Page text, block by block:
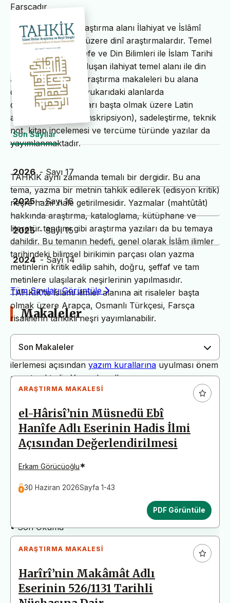
Farsçadır.
TAHKİK’in temel araştırma alanı İlahiyat ve İslâmî
ilimler başta olmak üzere dinî araştırmalardır. Temel
İslam Bilimleri, Felsefe ve Din Bilimleri ile İslam Tarihi
ve Sanatları’ndan oluşan ilahiyat temel alanı ile din
alanındaki bilimsel araştırma makaleleri bu alana
dâhildir. TAHKİK’te yukarıdaki alanlarda
değerlendirme yazıları başta olmak üzere Latin
alfabesine nakil (transkripsiyon), sadeleştirme, teknik
not, kitap incelemesi ve tercüme türünde yazılar da
yayımlanmaktadır.
TAHKİK aynı zamanda temalı bir dergidir. Bu ana
tema, yazma bir metnin tahkik edilerek (edisyon kritik)
neşre hazır hale getirilmesidir. Yazmalar (mahtûtât)
hakkında araştırma, kataloglama, kütüphane ve
literatür tanıtımı gibi araştırma yazıları da bu temaya
dahildir. Bu temanın hedefi, genel olarak İslâm ilimler
tarihindeki bilimsel birikimin parçası olan yazma
metinlerin kritik edilip sahih, doğru, şeffaf ve tam
metinlere ulaşılarak neşirlerinin yapılmasıdır.
TAHKİK’te İslami ilimler alanına ait risaleler başta
olmak üzere Arapça, Osmanlı Türkçesi, Farsça
risalelerin tahkikli neşri yayımlanabilir.
Dergimiz yayın süreçlerinin daha hızlı ve sağlıklı
ilerlemesi açısından yazım kurallarına uyulması önem
arz etmektedir. Yazım kurallarına uymayan
başvurular değerlendirme aşamasına alınmadan iade
edilecektir. Bu nedenle çalışmalarınızı yüklemeden
önce çalışmanızın yazım kurallarına uygun olarak
düzenlendiğinden emin olunuz.
Yayın İnceleme Süreci (Yaklaşık 130 Gün)
• Editör İncelemesi
• Şekilsel ve Etik Ön İnceleme
• Son Okuma
Son Sayılar
2026 - Sayı 17
2025 - Sayı 16
2025 - Sayı 15
2024 - Sayı 14
Tüm Sayıları Görüntüle
Makaleler
Son Makaleler
ARAŞTIRMA MAKALESI
el-Hârisî’nin Müsnedü Ebî
Hanîfe Adlı Eserinin Hadis İlmi
Açısından Değerlendirilmesi
Erkam Görücüoğlu*
30 Haziran 2026Sayfa 1-43
PDF Görüntüle
ARAŞTIRMA MAKALESI
Harîrî’nin Makâmât Adlı
Eserinin 526/1131 Tarihli